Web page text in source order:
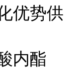
优势供
内酯